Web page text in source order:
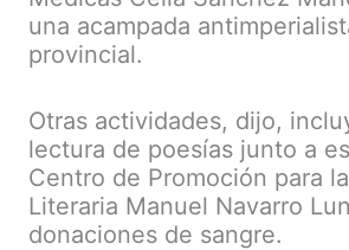
una acampada
provincial.
Otras actividades, dijo,
lectura de poesías junto a
Centro de Promoción para
Literaria Manuel Navarro
donaciones de sangre.